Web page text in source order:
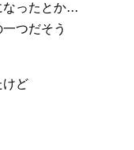
なったとか…
つだそう
けど